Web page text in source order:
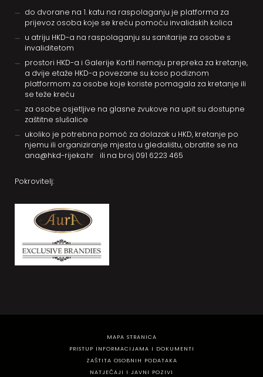
do dvorane na 1. katu na raspolaganju je platforma za
prijevoz osoba koje se kreću pomoću invalidskih kolica
u atriju HKD-a na raspolaganju su sanitarije za osobe s
invaliditetom
prostori HKD-a i Galerije Kortil nemaju prepreka za kretanje,
a dvije etaže HKD-a povezane su koso podiznom
platformom za osobe koje koriste pomagala za kretanje ili
se teže kreću
za osobe osjetljive na glasne zvukove na upit su dostupne
zaštitne slušalice
ukoliko je potrebna pomoć za dolazak u HKD, kretanje po
njemu ili organiziranje mjesta u gledalištu, obratite se na
ana@hkd-rijeka.hr
ili na broj 091 6223 465
Pokrovitelj:
MAPA STRANICA
PRISTUP INFORMACIJAMA I DOKUMENTI
ZAŠTITA OSOBNIH PODATAKA
NATJEČAJI I JAVNI POZIVI